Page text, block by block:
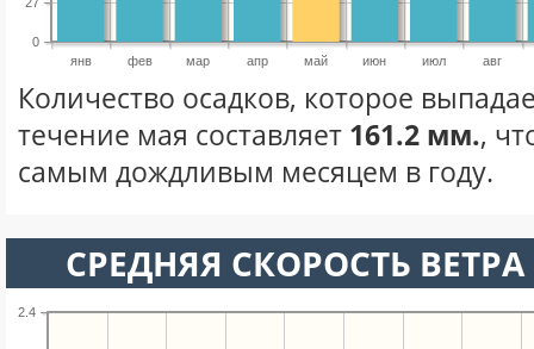
янв фев мар апр май июн июл авг
0
Количество осадков, которое
течение мая составляет 161.2 мм.,
самым дождливым месяцем в году.
СРЕДНЯЯ СКОРОСТЬ
2.4